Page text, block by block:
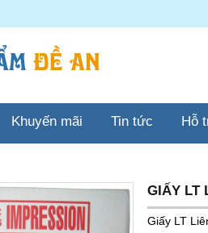
Khuyến mãi Tin tức Hỗ
GIẤY LT
Giấy LT